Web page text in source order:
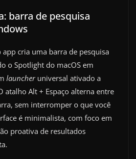
barra de pesquisa
app cria uma barra de pesquisa
o Spotlight do macOS em
launcheruniversal ativado a
atalho Alt + Espaço alterna entre
sem interromper o que você
é minimalista, com foco em
proativa de resultados